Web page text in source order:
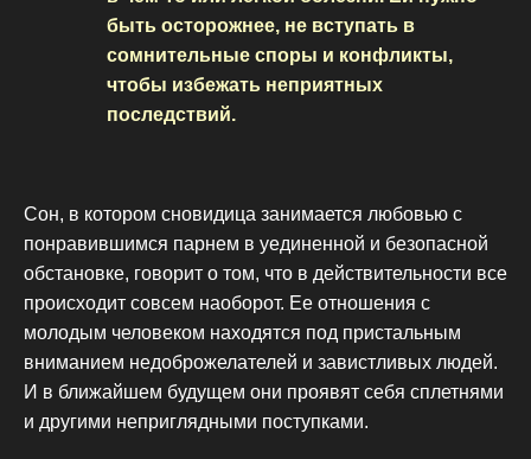
быть осторожнее, не вступать в
сомнительные споры и конфликты,
чтобы избежать неприятных
последствий.
Сон, в котором сновидица занимается любовью с
понравившимся парнем в уединенной и безопасной
обстановке, говорит о том, что в действительности все
происходит совсем наоборот. Ее отношения с
молодым человеком находятся под пристальным
вниманием недоброжелателей и завистливых людей.
И в ближайшем будущем они проявят себя сплетнями
и другими неприглядными поступками.